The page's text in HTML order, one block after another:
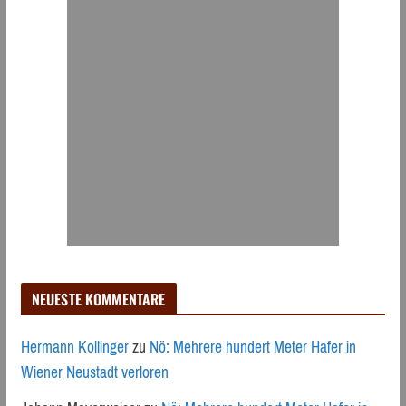
NEUESTE KOMMENTARE
Hermann KollingerzuNö: Mehrere hundert Meter Hafer in
Wiener Neustadt verloren